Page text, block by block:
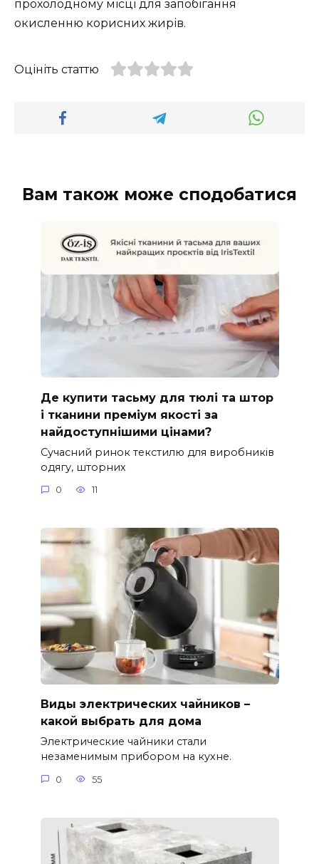
прохолодному місці для запобігання
окисленню корисних жирів.
Оцініть статтю
Вам також може сподобатися
Де купити тасьму для тюлі та штор
і тканини преміум якості за
найдоступнішими цінами?
Сучасний ринок текстилю для виробників
одягу, шторних
0 11
Виды электрических чайников –
какой выбрать для дома
Электрические чайники стали
незаменимым прибором на кухне.
0 55